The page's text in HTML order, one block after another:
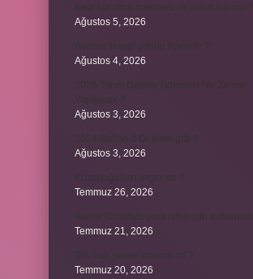
Ağustos 5, 2026
Ağustos 4, 2026
Ağustos 3, 2026
Ağustos 3, 2026
Temmuz 26, 2026
Temmuz 21, 2026
Temmuz 20, 2026